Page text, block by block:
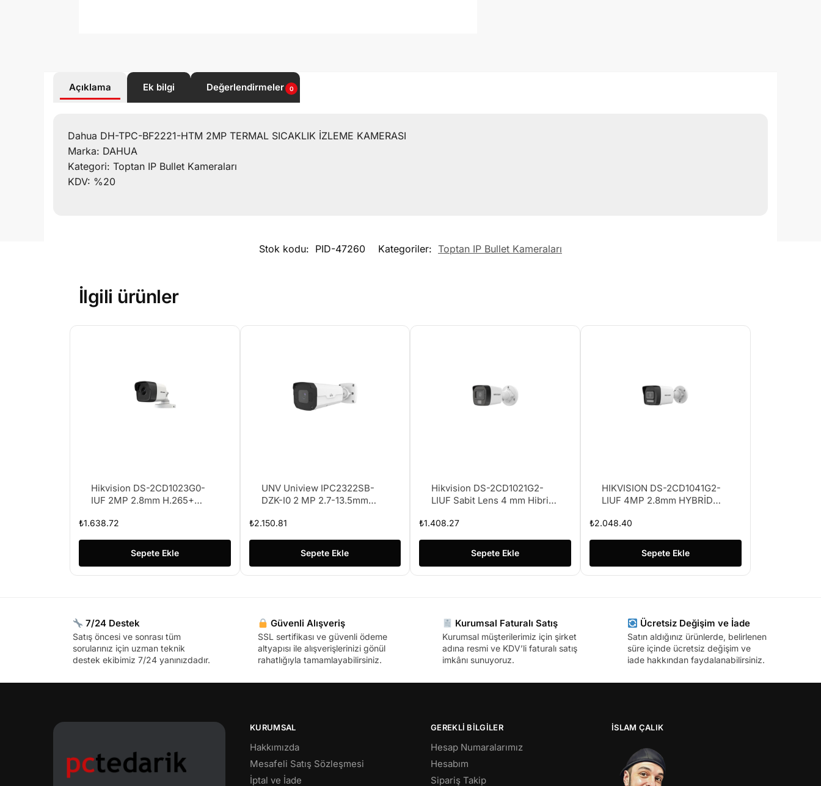
Açıklama Ek bilgi Değerlendirmeler 0
Dahua DH-TPC-BF2221-HTM 2MP TERMAL SICAKLIK İZLEME KAMERASI
Marka: DAHUA
Kategori: Toptan IP Bullet Kameraları
KDV: %20
Stok kodu: PID-47260 Kategoriler: Toptan IP Bullet Kameraları
İlgili ürünler
Hikvision DS-2CD1023G0-
IUF 2MP 2.8mm H.265+
₺1.638.72
Sepete Ekle
UNV Uniview IPC2322SB-
DZK-I0 2 MP 2.7-13.5mm
Bullet Güvenlik Kamerası
₺2.150.81
Sepete Ekle
Hikvision DS-2CD1021G2-
LIUF Sabit Lens 4 mm Hibrit
₺1.408.27
Sepete Ekle
HIKVISION DS-2CD1041G2-
LIUF 4MP 2.8mm HYBRİD
KAMERA
₺2.048.40
Sepete Ekle
7/24 Destek
Satış öncesi ve sonrası tüm
sorularınız için uzman teknik
destek ekibimiz 7/24 yanınızdadır.
Güvenli Alışveriş
SSL sertifikası ve güvenli ödeme
altyapısı ile alışverişlerinizi gönül
rahatlığıyla tamamlayabilirsiniz.
Kurumsal Faturalı Satış
Kurumsal müşterilerimiz için şirket
adına resmi ve KDV’li faturalı satış
imkânı sunuyoruz.
Ücretsiz Değişim ve İade
Satın aldığınız ürünlerde, belirlenen
süre içinde ücretsiz değişim ve
iade hakkından faydalanabilirsiniz.
KURUMSAL
Hakkımızda
Mesafeli Satış Sözleşmesi
İptal ve İade
GEREKLİ BİLGİLER
Hesap Numaralarımız
Hesabım
Sipariş Takip
İSLAM ÇALIK